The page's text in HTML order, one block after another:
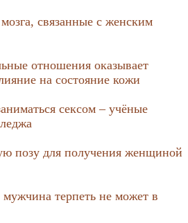
связанные с женским
отношения оказывает
на состояние кожи
сексом – учёные
позу для получения женщиной
терпеть не может в